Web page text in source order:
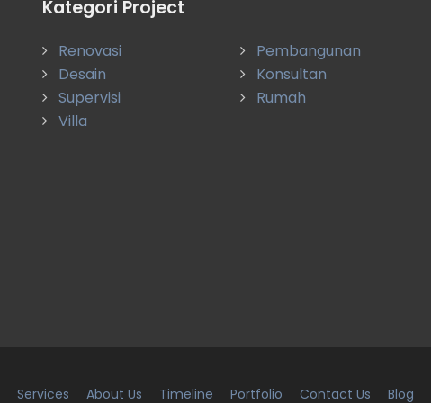
Kategori Project
Renovasi
Pembangunan
Desain
Konsultan
Supervisi
Rumah
Villa
Memang terasa perbedaan membangun
dengan yang ahli dan berpengalaman panjang.
Mantap
Services About Us Timeline Portfolio Contact Us Blog